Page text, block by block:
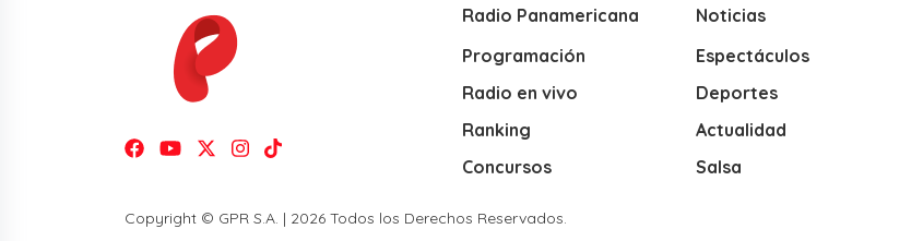
Radio Panamericana
Programación
Radio en vivo
Ranking
Concursos
Noticias
Espectáculos
Deportes
Actualidad
Salsa
Copyright © GPR S.A. | 2026 Todos los Derechos Reservados.